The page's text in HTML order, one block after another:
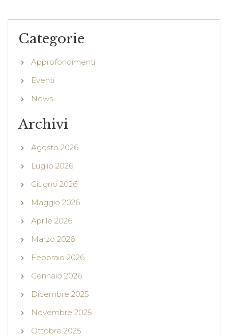
Categorie
Approfondimenti
Eventi
News
Archivi
Agosto 2026
Luglio 2026
Giugno 2026
Maggio 2026
Aprile 2026
Marzo 2026
Febbraio 2026
Gennaio 2026
Dicembre 2025
Novembre 2025
Ottobre 2025